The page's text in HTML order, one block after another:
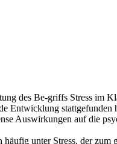
des Be-griffs Stress im
Entwicklung stattgefunden
Auswirkungen auf die
unter Stress, der